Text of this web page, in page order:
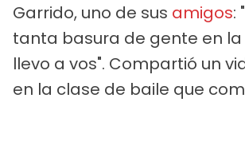
Garrido, uno de sus amigos:
tanta basura de gente en
llevo a vos". Compartió un
en la clase de baile que